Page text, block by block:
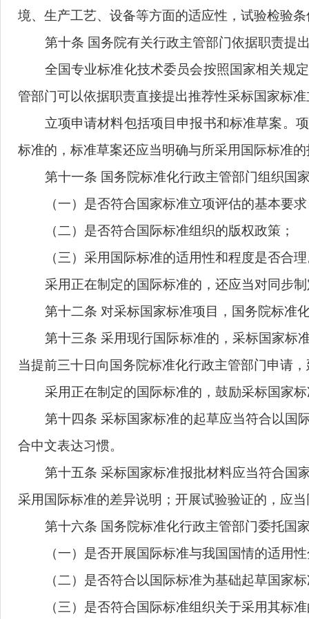
（ ）技术水平 是否 先进，技术内容
等；
（六）实施的预期经济效益、社会效
用。
第九条 鼓励全国专业标准化技术委员会
境、生产工艺、设备等方面的适应性，试验
第十条 国务院有关行政主管部门依据
全国专业标准化技术委员会 按照国家相
立项申请材料包括项目申报书和标准草
标准的，标准草案还应当明确与所采用国际
第十一条 国务院标准化行政主管部门组
（一）是否符合国家标准立项评估的基
（二）是否符合国际标准组织的版权政
（三）采用国际标准的适用性和程度是
采用正在制定的国际标准的，还应当对
第十二条 对采标国家标准项目 ，国务
当提前三十日向国务院标准化行政主管部门
采用正在制定的国际标准的，鼓励采标
第十四条 采标国家标准的起草应当符合